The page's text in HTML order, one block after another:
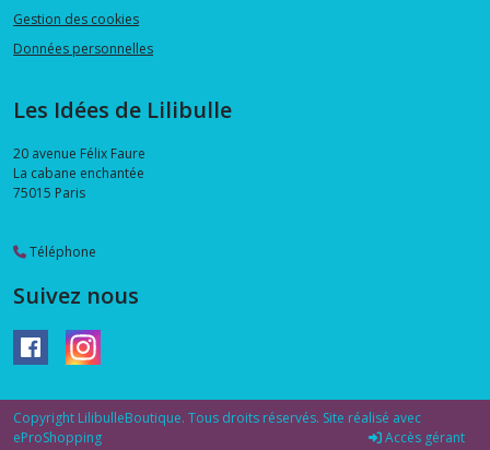
Gestion des cookies
Données personnelles
Les Idées de Lilibulle
20 avenue Félix Faure
La cabane enchantée
75015 Paris
Téléphone
Suivez nous
Copyright LilibulleBoutique. Tous droits réservés. Site réalisé avec
eProShopping
Accès gérant